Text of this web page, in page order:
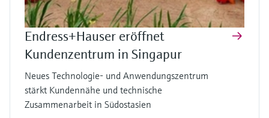
Endress+Hauser eröffnet
Kundenzentrum in Singapur
Neues Technologie- und Anwendungszentrum
stärkt Kundennähe und technische
Zusammenarbeit in Südostasien